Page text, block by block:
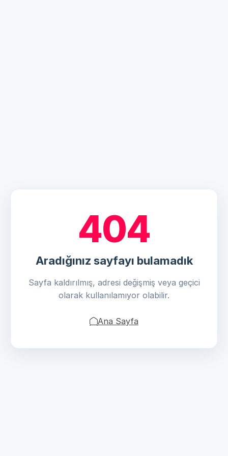
404
Aradığınız sayfayı bulamadık
Sayfa kaldırılmış, adresi değişmiş veya geçici
olarak kullanılamıyor olabilir.
Ana Sayfa